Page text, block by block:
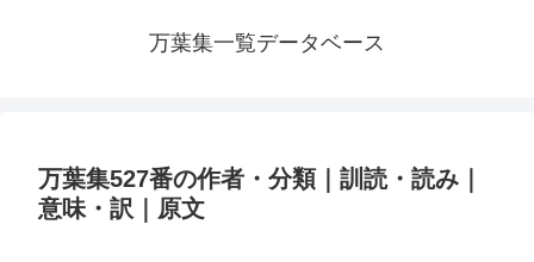
万葉集一覧データベース
万葉集527番の作者・分類｜訓読・読み｜
意味・訳｜原文